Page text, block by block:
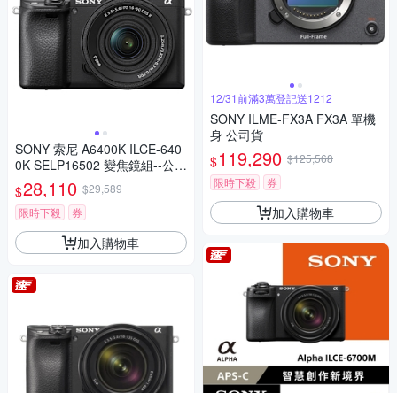
SONY 索尼 A6400K ILCE-640
0K SELP16502 變焦鏡組--公司
貨
$28,110 $29,589
限時下殺
券
加入購物車
12/31前滿3萬登記送1212
SONY ILME-FX3A FX3A 單機
身 公司貨
$119,290 $125,568
限時下殺
券
加入購物車